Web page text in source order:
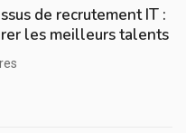
de recrutement IT :
les meilleurs talents